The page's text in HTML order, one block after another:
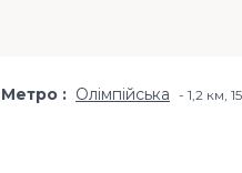
Метро Олімпійська 1,2 км,